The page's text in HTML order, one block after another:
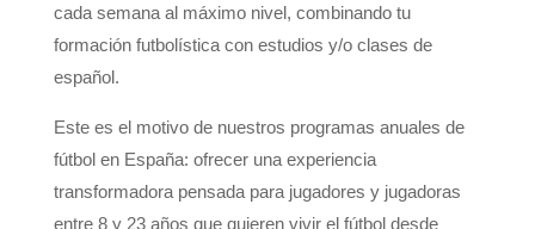
cada semana al máximo nivel, combinando tu
formación futbolística con estudios y/o clases de
español.
Este es el motivo de nuestros programas anuales de
fútbol en España: ofrecer una experiencia
transformadora pensada para jugadores y jugadoras
entre 8 y 23 años que quieren vivir el fútbol desde